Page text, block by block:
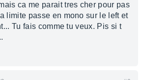
ca me parait tres cher pour pas
limite passe en mono sur le left et
Tu fais comme tu veux. Pis si t